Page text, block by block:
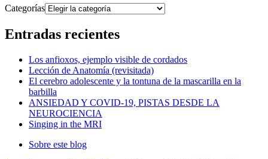
Categorías
Entradas recientes
Los anfioxos, ejemplo visible de cordados
Lección de Anatomía (revisitada)
El cerebro adolescente y la tontuna de la mascarilla en la
barbilla
ANSIEDAD Y COVID-19, PISTAS DESDE LA
NEUROCIENCIA
Singing in the MRI
Sobre este blog